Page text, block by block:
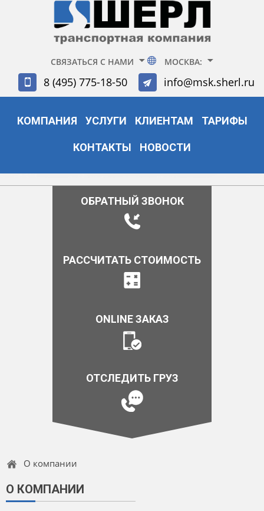
СВЯЗАТЬСЯ С НАМИ МОСКВА:
8 (495) 775-18-50 info@msk.sherl.ru
КОМПАНИЯ УСЛУГИ КЛИЕНТАМ ТАРИФЫ
КОНТАКТЫ НОВОСТИ
ОБРАТНЫЙ ЗВОНОК
РАССЧИТАТЬ СТОИМОСТЬ
ONLINE ЗАКАЗ
ОТСЛЕДИТЬ ГРУЗ
О компании
О КОМПАНИИ